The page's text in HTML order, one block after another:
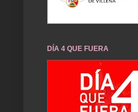
DÍA 4 QUE FUERA